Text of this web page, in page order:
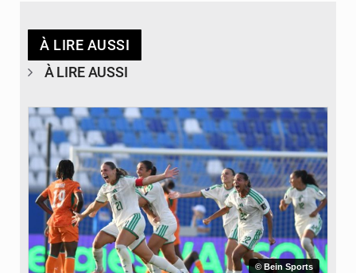
À LIRE AUSSI
À LIRE AUSSI
© Bein Sports